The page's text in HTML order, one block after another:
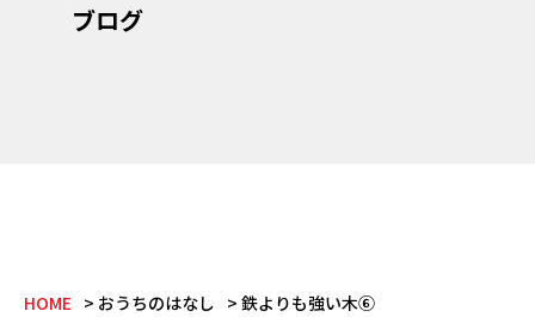
ブログ
HOME おうちのはなし 鉄よりも強い木⑥